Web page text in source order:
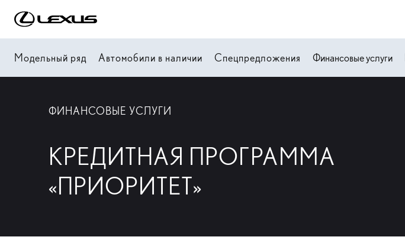
Модельный ряд Автомобили в наличии Спецпредложения Финансовые услуги
ФИНАНСОВЫЕ УСЛУГИ
КРЕДИТНАЯ ПРОГРАММА
«ПРИОРИТЕТ»